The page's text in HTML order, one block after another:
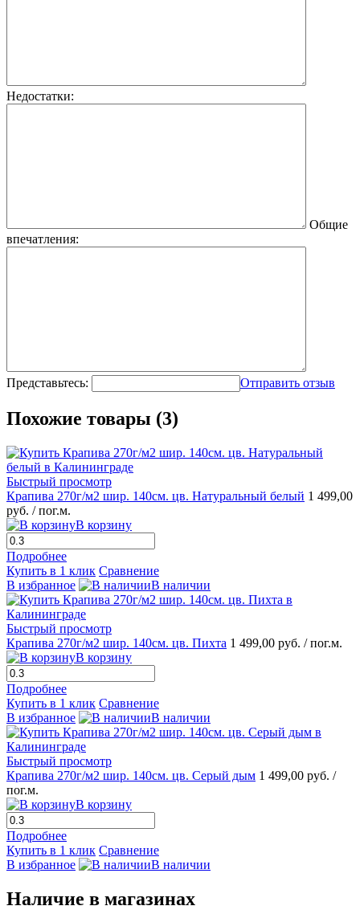
Недостатки:
Общие
впечатления:
Представьтесь: Отправить отзыв
Похожие товары (3)
Быстрый просмотр
Крапива 270г/м2 шир. 140см. цв. Натуральный белый 1 499,00
руб. / пог.м.
В корзину
Подробнее
Купить в 1 клик Сравнение
В избранное
В наличии
Быстрый просмотр
Крапива 270г/м2 шир. 140см. цв. Пихта 1 499,00 руб. / пог.м.
В корзину
Подробнее
Купить в 1 клик Сравнение
В избранное
В наличии
Быстрый просмотр
Крапива 270г/м2 шир. 140см. цв. Серый дым 1 499,00 руб. /
пог.м.
В корзину
Подробнее
Купить в 1 клик Сравнение
В избранное
В наличии
Наличие в магазинах